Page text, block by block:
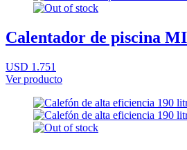
Calentador de piscina
USD 1.751
Ver producto